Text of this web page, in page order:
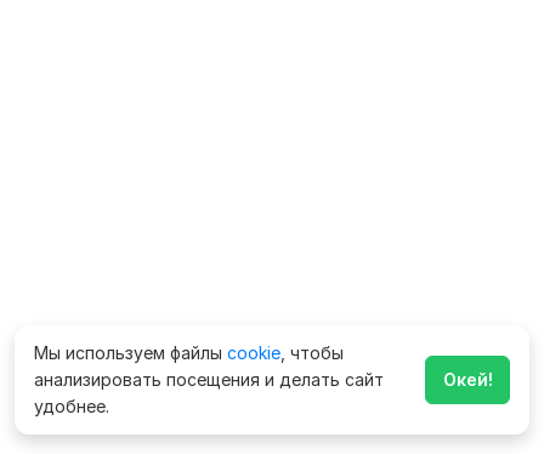
Мы используем файлы cookie , чтобы
анализировать посещения и делать сайт
удобнее.
Окей!